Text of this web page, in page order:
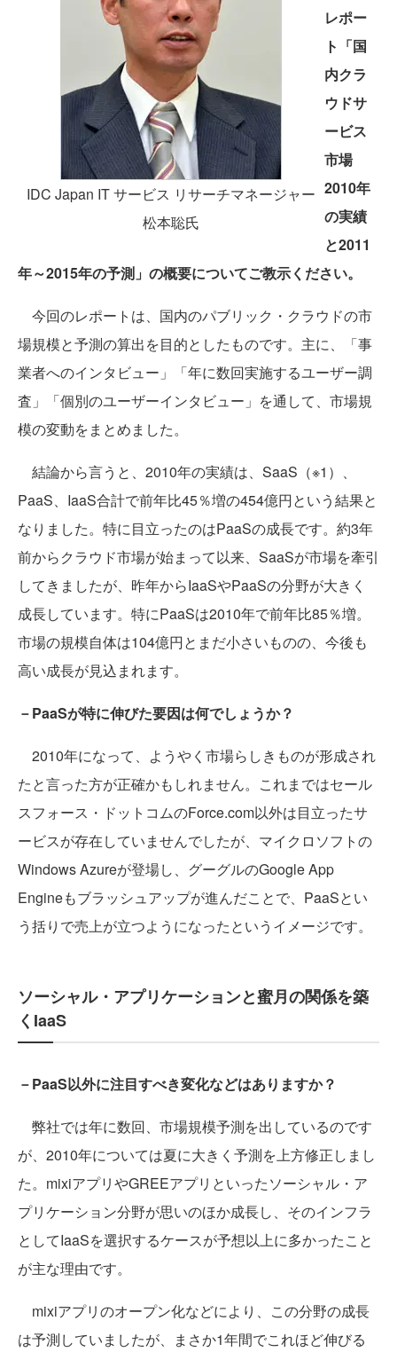
IDC Japan IT サービス リサーチマネージャー
松本聡氏
レポー
ト「国
内クラ
ウドサ
ービス
市場
2010年
の実績
と2011
年～2015年の予測」の概要についてご教示ください。
今回のレポートは、国内のパブリック・クラウドの市
場規模と予測の算出を目的としたものです。主に、「事
業者へのインタビュー」「年に数回実施するユーザー調
査」「個別のユーザーインタビュー」を通して、市場規
模の変動をまとめました。
結論から言うと、2010年の実績は、SaaS（※1）、
PaaS、IaaS合計で前年比45％増の454億円という結果と
なりました。特に目立ったのはPaaSの成長です。約3年
前からクラウド市場が始まって以来、SaaSが市場を牽引
してきましたが、昨年からIaaSやPaaSの分野が大きく
成長しています。特にPaaSは2010年で前年比85％増。
市場の規模自体は104億円とまだ小さいものの、今後も
高い成長が見込まれます。
－PaaSが特に伸びた要因は何でしょうか？
2010年になって、ようやく市場らしきものが形成され
たと言った方が正確かもしれません。これまではセール
スフォース・ドットコムのForce.com以外は目立ったサ
ービスが存在していませんでしたが、マイクロソフトの
Windows Azureが登場し、グーグルのGoogle App
Engineもブラッシュアップが進んだことで、PaaSとい
う括りで売上が立つようになったというイメージです。
ソーシャル・アプリケーションと蜜月の関係を築
くIaaS
－PaaS以外に注目すべき変化などはありますか？
弊社では年に数回、市場規模予測を出しているのです
が、2010年については夏に大きく予測を上方修正しまし
た。mixiアプリやGREEアプリといったソーシャル・ア
プリケーション分野が思いのほか成長し、そのインフラ
としてIaaSを選択するケースが予想以上に多かったこと
が主な理由です。
mixiアプリのオープン化などにより、この分野の成長
は予測していましたが、まさか1年間でこれほど伸びる